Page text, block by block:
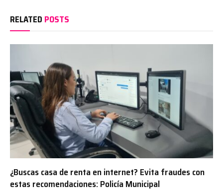
RELATED POSTS
¿Buscas casa de renta en internet? Evita fraudes con
estas recomendaciones: Policía Municipal